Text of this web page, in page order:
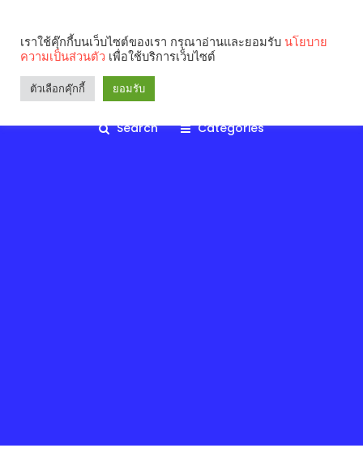
Search Categories
เราใช้คุ๊กกี้บนเว็บไซต์ของเรา กรุณาอ่านและยอมรับ นโยบาย
ความเป็นส่วนตัว เพื่อใช้บริการเว็บไซต์
ตัวเลือกคุ๊กกี้ ยอมรับ